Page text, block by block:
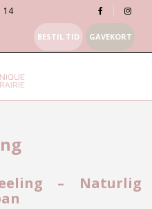
14
BESTIL TID GAVEKORT
– Naturlig